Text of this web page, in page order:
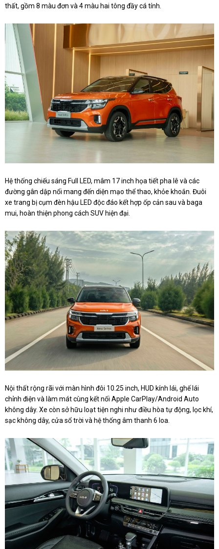
thất, gồm 8 màu đơn và 4 màu hai tông đầy cá tính.
Hệ thống chiếu sáng Full LED, mâm 17 inch họa tiết pha lê và các
đường gân dập nổi mang đến diện mạo thể thao, khỏe khoắn. Đuôi
xe trang bị cụm đèn hậu LED độc đáo kết hợp ốp cản sau và baga
mui, hoàn thiện phong cách SUV hiện đại.
Nội thất rộng rãi với màn hình đôi 10.25 inch, HUD kính lái, ghế lái
chỉnh điện và làm mát cùng kết nối Apple CarPlay/Android Auto
không dây. Xe còn sở hữu loạt tiện nghi như điều hòa tự động, lọc khí,
sạc không dây, cửa sổ trời và hệ thống âm thanh 6 loa.